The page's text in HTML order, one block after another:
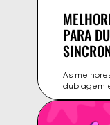
PARA
As
dublagem
HeyGen,
YouTube.